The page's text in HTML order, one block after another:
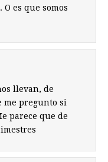
O es que somos
llevan, de
me pregunto si
parece que de